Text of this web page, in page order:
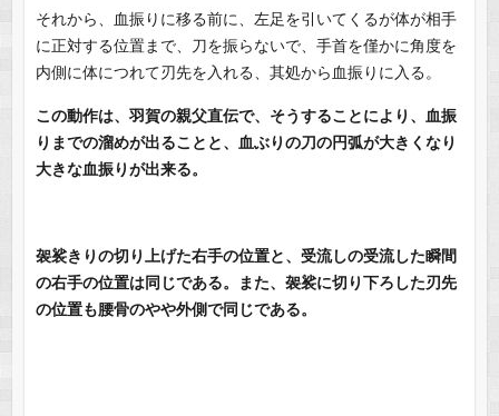
それから、血振りに移る前に、左足を引いてくるが体が相手
に正対する位置まで、刀を振らないで、手首を僅かに角度を
内側に体につれて刃先を入れる、其処から血振りに入る。
この動作は、羽賀の親父直伝で、そうすることにより、血振
りまでの溜めが出ることと、血ぶりの刀の円弧が大きくなり
大きな血振りが出来る。
袈裟きりの切り上げた右手の位置と、受流しの受流した瞬間
の右手の位置は同じである。また、袈裟に切り下ろした刃先
の位置も腰骨のやや外側で同じである。